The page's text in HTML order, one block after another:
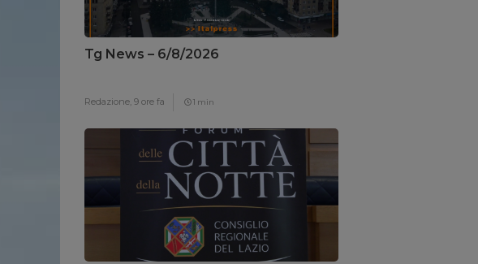
Tg News – 6/8/2026
Redazione, 9 ore fa 1 min